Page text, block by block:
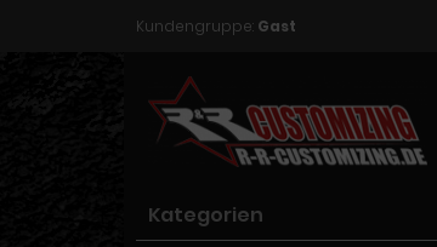
Kundengruppe: Gast
Kategorien